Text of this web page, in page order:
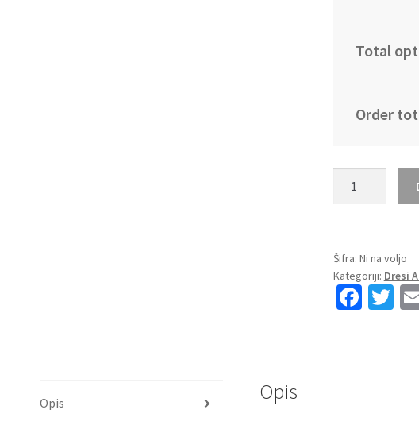
Total
Order
dresi
Argentina
reprezentance
Šifra: Ni na voljo
Kategoriji: Dresi
Fa T
Opis Opis